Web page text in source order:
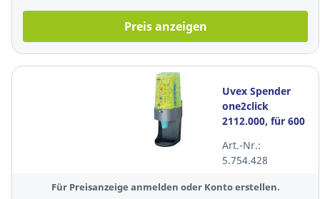
Preis anzeigen
Uvex Spender
one2click
2112.000, für 600
Gehörschutzstöpsel
Art.-Nr.:
5.754.428
Für Preisanzeige anmelden oder Konto erstellen.